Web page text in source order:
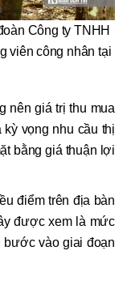
Công ty TNHH
viên công nhân tại
nên giá trị thu mua
vọng nhu cầu thị
bằng giá thuận lợi
điểm trên địa bàn
được xem là mức
bước vào giai đoạn